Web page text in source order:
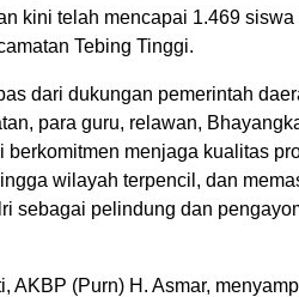
kini telah mencapai 1.469
Tebing Tinggi.
dari dukungan pemerintah
para guru, relawan,
berkomitmen menjaga kualitas
wilayah terpencil, dan
sebagai pelindung dan
AKBP (Purn) H. Asmar,